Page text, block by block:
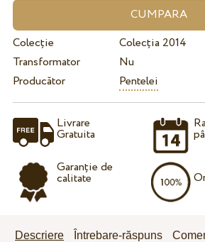
Colecție
Colecția 2014
Transformator
Nu
Producător
Pentelei
Livrare
Gratuita
Garanție de
calitate
Descriere Întrebare-răspuns